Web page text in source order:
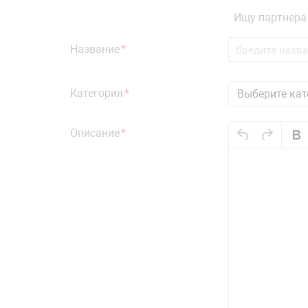
Ищу партнера
Название
Категория Выберите
Описание